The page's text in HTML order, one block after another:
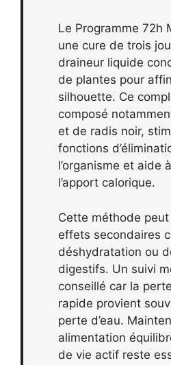
Le Programme 72h
une cure de trois
draineur liquide
de plantes pour
silhouette. Ce
composé
et de radis noir,
fonctions
l’organisme et aide
l’apport calorique.
Cette méthode
effets secondaires
déshydratation ou
digestifs. Un suivi
conseillé car la
rapide provient
perte d’eau.
alimentation
de vie actif reste